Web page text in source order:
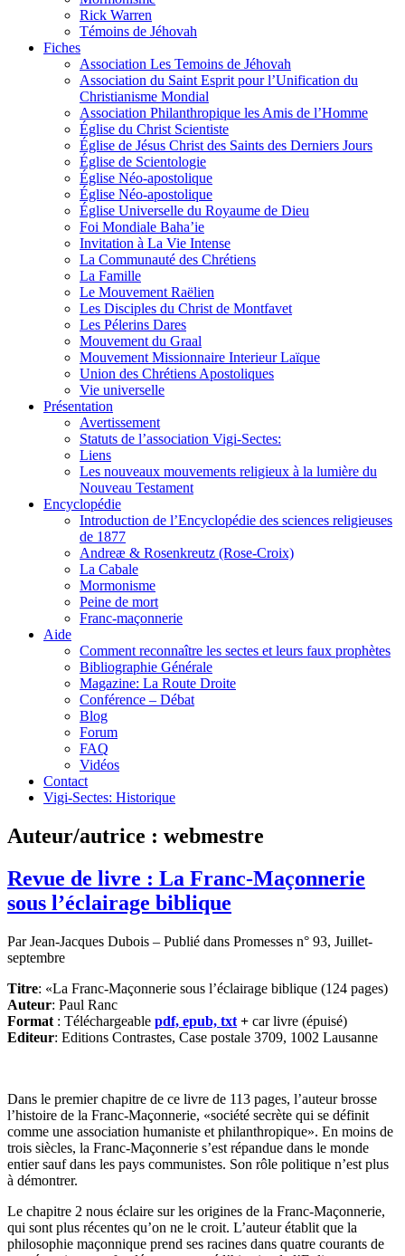
Rick Warren
Témoins de Jéhovah
Fiches
Association Les Temoins de Jéhovah
Association du Saint Esprit pour l’Unification du
Christianisme Mondial
Association Philanthropique les Amis de l’Homme
Église du Christ Scientiste
Église de Jésus Christ des Saints des Derniers Jours
Église de Scientologie
Église Néo-apostolique
Église Néo-apostolique
Église Universelle du Royaume de Dieu
Foi Mondiale Baha’ie
Invitation à La Vie Intense
La Communauté des Chrétiens
La Famille
Le Mouvement Raëlien
Les Disciples du Christ de Montfavet
Les Pélerins Dares
Mouvement du Graal
Mouvement Missionnaire Interieur Laïque
Union des Chrétiens Apostoliques
Vie universelle
Présentation
Avertissement
Statuts de l’association Vigi-Sectes:
Liens
Les nouveaux mouvements religieux à la lumière du
Nouveau Testament
Encyclopédie
Introduction de l’Encyclopédie des sciences religieuses
de 1877
Andreæ & Rosenkreutz (Rose-Croix)
La Cabale
Mormonisme
Peine de mort
Franc-maçonnerie
Aide
Comment reconnaître les sectes et leurs faux prophètes
Bibliographie Générale
Magazine: La Route Droite
Conférence – Débat
Blog
Forum
FAQ
Vidéos
Contact
Vigi-Sectes: Historique
Auteur/autrice : webmestre
Revue de livre : La Franc-Maçonnerie
sous l’éclairage biblique
Par Jean-Jacques Dubois – Publié dans Promesses n° 93, Juillet-
septembre
Titre: «La Franc-Maçonnerie sous l’éclairage biblique (124 pages)
Auteur: Paul Ranc
Format : Téléchargeable pdf, epub, txt + car livre (épuisé)
Editeur: Editions Contrastes, Case postale 3709, 1002 Lausanne
Dans le premier chapitre de ce livre de 113 pages, l’auteur brosse
l’histoire de la Franc-Maçonnerie, «société secrète qui se définit
comme une association humaniste et philanthropique». En moins de
trois siècles, la Franc-Maçonnerie s’est répandue dans le monde
entier sauf dans les pays communistes. Son rôle politique n’est plus
à démontrer.
Le chapitre 2 nous éclaire sur les origines de la Franc-Maçonnerie,
qui sont plus récentes qu’on ne le croit. L’auteur établit que la
philosophie maçonnique prend ses racines dans quatre courants de